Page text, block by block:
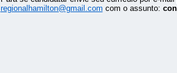
regionalhamilton@gmail.com com o assunto: